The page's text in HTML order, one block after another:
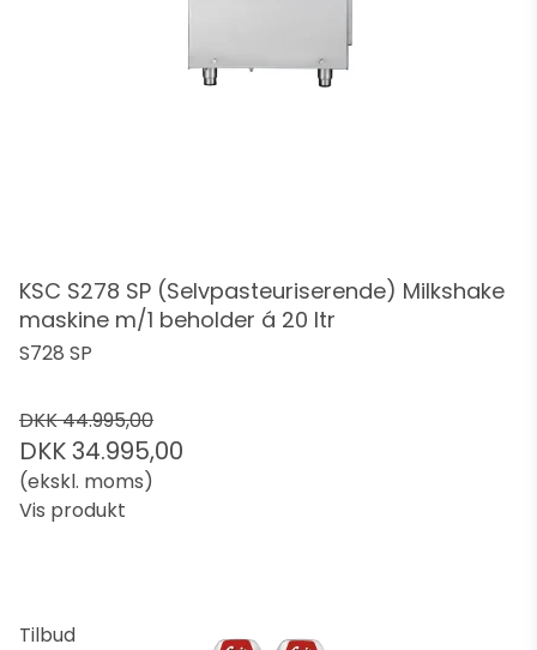
KSC S278 SP (Selvpasteuriserende) Milkshake
maskine m/1 beholder á 20 ltr
S728 SP
DKK 44.995,00
DKK 34.995,00
(ekskl. moms)
Vis produkt
Tilbud